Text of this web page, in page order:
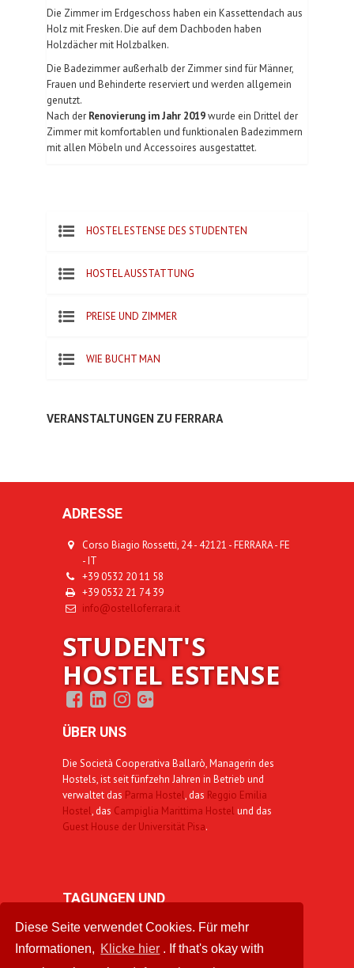
Diese Seite verwendet Cookies. Für mehr
Informationen, Klicke hier . If that's okay with
Die Zimmer im Erdgeschoss haben ein Kassettendach aus
Holz mit Fresken. Die auf dem Dachboden haben
Holzdächer mit Holzbalken.
Die Badezimmer außerhalb der Zimmer sind für Männer,
Frauen und Behinderte reserviert und werden allgemein
genutzt.
Nach der Renovierung im Jahr 2019wurde ein Drittel der
Zimmer mit komfortablen und funktionalen Badezimmern
mit allen Möbeln und Accessoires ausgestattet.
HOSTEL ESTENSE DES STUDENTEN
HOSTEL AUSSTATTUNG
PREISE UND ZIMMER
WIE BUCHT MAN
VERANSTALTUNGEN ZU FERRARA
ADRESSE
Corso Biagio Rossetti, 24 - 42121 - FERRARA - FE
- IT
+39 0532 20 11 58
+39 0532 21 74 39
info@ostelloferrara.it
STUDENT'S
HOSTEL ESTENSE
ÜBER UNS
Die Società Cooperativa Ballarò, Managerin des
Hostels, ist seit fünfzehn Jahren in Betrieb und
verwaltet das Parma Hostel, das Reggio Emilia
Hostel, das Campiglia Marittima Hostel und das
Guest House der Universität Pisa.
TAGUNGEN UND
VERANSTALTUNGEN